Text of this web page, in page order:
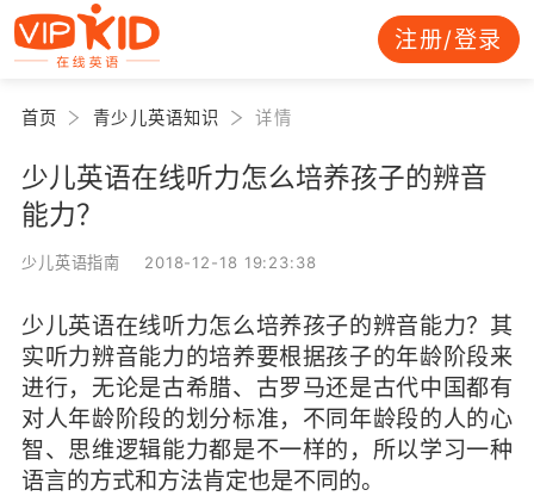
注册/登录
首页 青少儿英语知识 详情
少儿英语在线听力怎么培养孩子的辨音
能力？
少儿英语指南 2018-12-18 19:23:38
少儿英语在线听力怎么培养孩子的辨音能力？其
实听力辨音能力的培养要根据孩子的年龄阶段来
进行，无论是古希腊、古罗马还是古代中国都有
对人年龄阶段的划分标准，不同年龄段的人的心
智、思维逻辑能力都是不一样的，所以学习一种
语言的方式和方法肯定也是不同的。